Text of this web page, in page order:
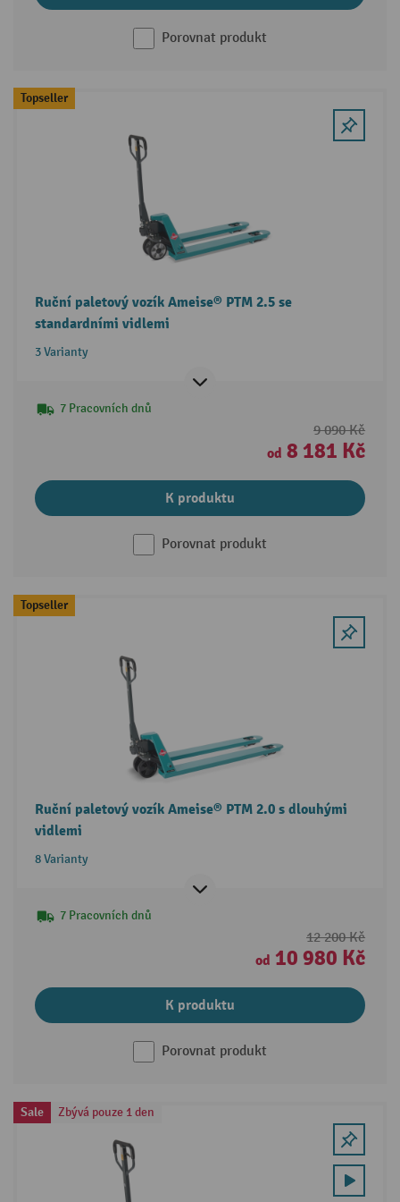
Porovnat produkt
Topseller
Ruční paletový vozík Ameise® PTM 2.5 se
standardními vidlemi
3 Varianty
7 Pracovních dnů
9 090 Kč
od 8 181 Kč
K produktu
Porovnat produkt
Topseller
Ruční paletový vozík Ameise® PTM 2.0 s dlouhými
vidlemi
8 Varianty
7 Pracovních dnů
12 200 Kč
od 10 980 Kč
K produktu
Porovnat produkt
Sale Zbývá pouze 1 den